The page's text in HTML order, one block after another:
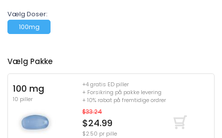
Vælg Doser:
100mg
Vælg Pakke
100 mg
10 piller
+4 gratis ED piller
+ Forsikring på pakke levering
+ 10% rabat på fremtidige ordrer
$33.24
$24.99
$2.50 pr pille